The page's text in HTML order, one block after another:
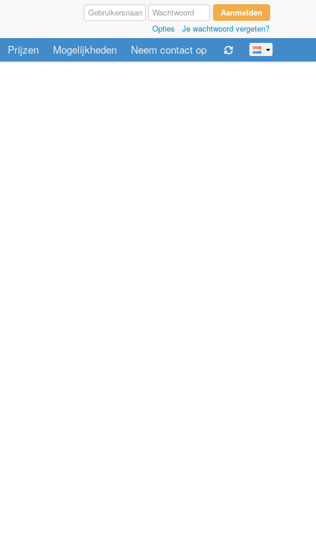
Opties Je wachtwoord vergeten?
Prijzen Mogelijkheden Neem contact op